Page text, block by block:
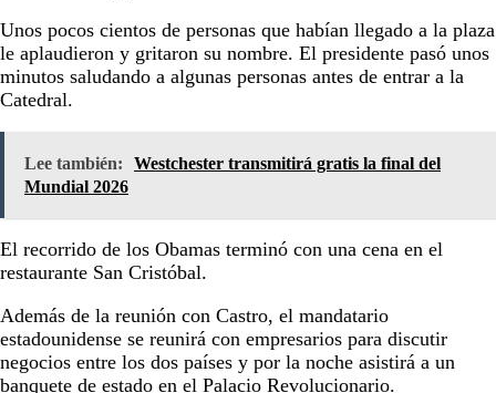
Unos pocos cientos de personas que habían llegado a la plaza
le aplaudieron y gritaron su nombre. El presidente pasó unos
minutos saludando a algunas personas antes de entrar a la
Catedral.
Lee también:
Westchester transmitirá gratis la final del
Mundial 2026
El recorrido de los Obamas terminó con una cena en el
restaurante San Cristóbal.
Además de la reunión con Castro, el mandatario
estadounidense se reunirá con empresarios para discutir
negocios entre los dos países y por la noche asistirá a un
banquete de estado en el Palacio Revolucionario.